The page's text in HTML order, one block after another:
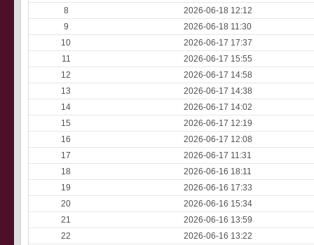
8
2026-06-18 12:12
9
2026-06-18 11:30
10
2026-06-17 17:37
11
2026-06-17 15:55
12
2026-06-17 14:58
13
2026-06-17 14:38
14
2026-06-17 14:02
15
2026-06-17 12:19
16
2026-06-17 12:08
17
2026-06-17 11:31
18
2026-06-16 18:11
19
2026-06-16 17:33
20
2026-06-16 15:34
21
2026-06-16 13:59
22
2026-06-16 13:22